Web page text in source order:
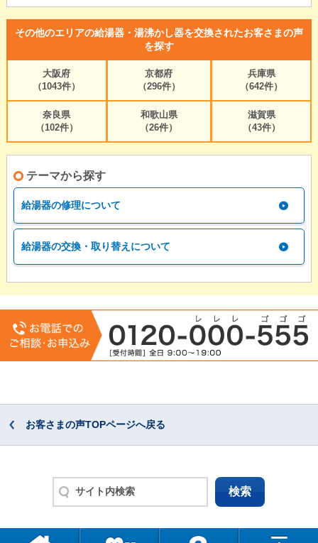
その他のエリアの給湯器・湯沸かし器を交換されたお客さまの声
を探す
大阪府
（1043件）
京都府
（296件）
兵庫県
（642件）
奈良県
（102件）
和歌山県
（26件）
滋賀県
（43件）
テーマから探す
給湯器の修理について
給湯器の交換・取り替えについて
お客さまの声TOPページへ戻る